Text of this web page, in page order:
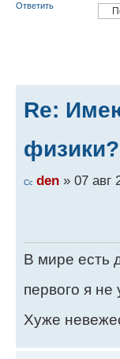
Ответить
Re:
физики?
den » 07 авг
В мире есть
первого я не
Хуже